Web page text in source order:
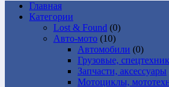
Главная
Категории
Lost & Found (0)
Авто-мото (10)
Автомобили (0)
Грузовые,
Запчасти, аксессуары
Мотоциклы,